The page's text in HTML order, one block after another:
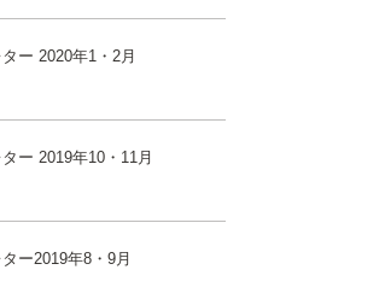
ー 2020年1・2月
ー 2019年10・11月
ー2019年8・9月